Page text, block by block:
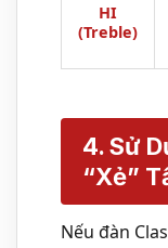
HI
(Treble)
4. Sử
“Xẻ”
Nếu đàn